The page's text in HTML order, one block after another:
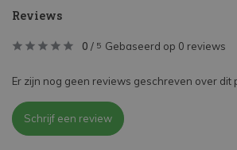
Reviews
0 / 5 Gebaseerd op 0 reviews
Er zijn nog geen reviews geschreven over dit
Schrijf een review